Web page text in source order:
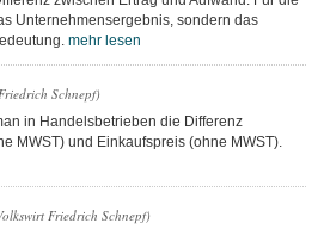
Unternehmensergebnis, sondern das
mehr lesen
Schnepf)
in Handelsbetrieben die Differenz
MWST) und Einkaufspreis (ohne MWST).
Friedrich Schnepf)